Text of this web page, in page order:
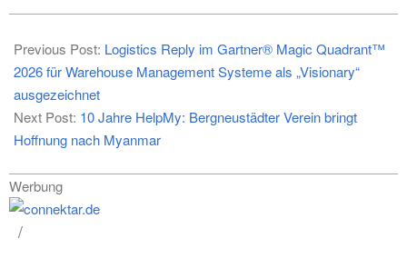
05-
11
Previous Post: Logistics Reply im Gartner® Magic Quadrant™
2026 für Warehouse Management Systeme als „Visionary“
ausgezeichnet
Next Post: 10 Jahre HelpMy: Bergneustädter Verein bringt
Hoffnung nach Myanmar
Werbung